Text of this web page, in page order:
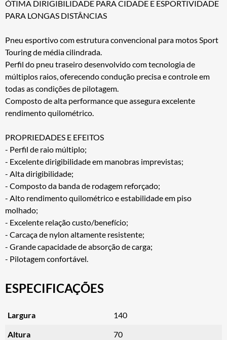
ÓTIMA DIRIGIBILIDADE PARA CIDADE E ESPORTIVIDADE
PARA LONGAS DISTÂNCIAS
Pneu esportivo com estrutura convencional para motos Sport
Touring de média cilindrada.
Perfil do pneu traseiro desenvolvido com tecnologia de
múltiplos raios, oferecendo condução precisa e controle em
todas as condições de pilotagem.
Composto de alta performance que assegura excelente
rendimento quilométrico.
PROPRIEDADES E EFEITOS
- Perfil de raio múltiplo;
- Excelente dirigibilidade em manobras imprevistas;
- Alta dirigibilidade;
- Composto da banda de rodagem reforçado;
- Alto rendimento quilométrico e estabilidade em piso
molhado;
- Excelente relação custo/benefício;
- Carcaça de nylon altamente resistente;
- Grande capacidade de absorção de carga;
- Pilotagem confortável.
ESPECIFICAÇÕES
Largura 140
Altura 70